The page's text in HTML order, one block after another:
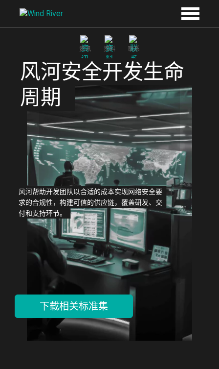
资讯 资料 联系
风河安全开发生命
周期
风河帮助开发团队以合适的成本实现网络安全要
求的合规性，构建可信的供应链，覆盖研发、交
付和支持环节。
下载相关标准集